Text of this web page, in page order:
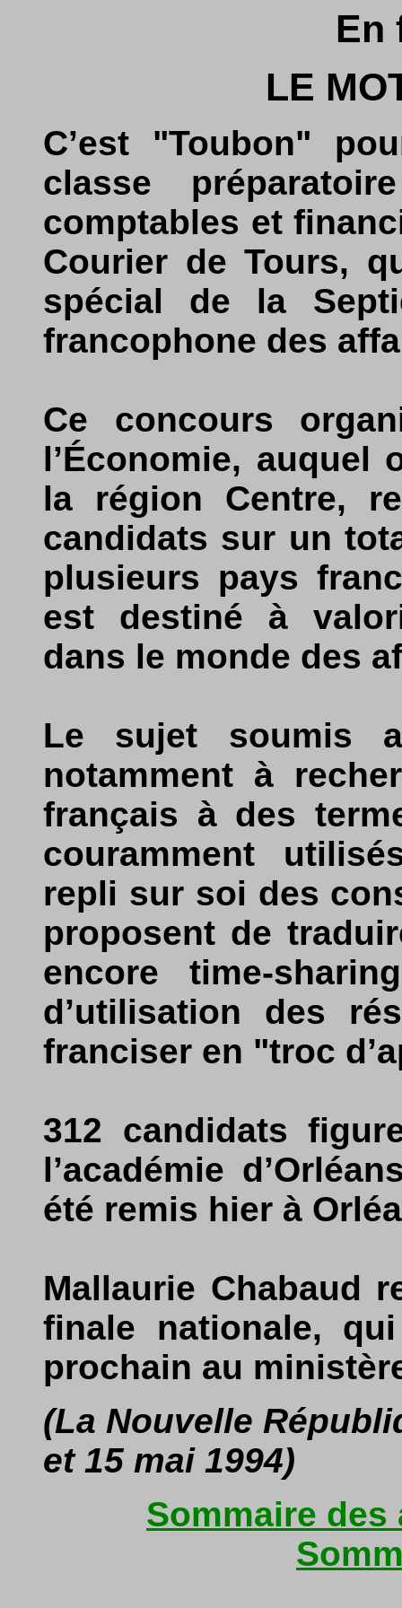
En
LE
C’est "Toubon"
classe
comptables et
Courier de Tours,
spécial de la
francophone des
Ce concours
l’Économie, auquel
la région Centre,
candidats sur un
plusieurs pays
est destiné à
dans le monde des
Le sujet soumis
notamment à
français à des
couramment
repli sur soi des
proposent de
encore time-
d’utilisation des
franciser en "troc
312 candidats
l’académie
été remis hier à
Mallaurie Chabaud
finale nationale,
prochain au
(La Nouvelle
et 15 mai 1994)
Sommaire des